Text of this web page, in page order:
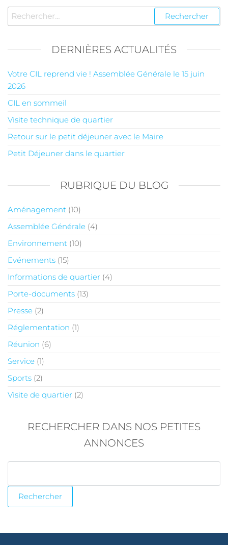
DERNIÈRES ACTUALITÉS
Votre CIL reprend vie ! Assemblée Générale le 15 juin
2026
CIL en sommeil
Visite technique de quartier
Retour sur le petit déjeuner avec le Maire
Petit Déjeuner dans le quartier
RUBRIQUE DU BLOG
Aménagement (10)
Assemblée Générale (4)
Environnement (10)
Evénements (15)
Informations de quartier (4)
Porte-documents (13)
Presse (2)
Réglementation (1)
Réunion (6)
Service (1)
Sports (2)
Visite de quartier (2)
RECHERCHER DANS NOS PETITES
ANNONCES